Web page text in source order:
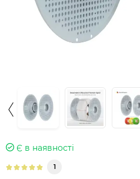
Є в наявності
1